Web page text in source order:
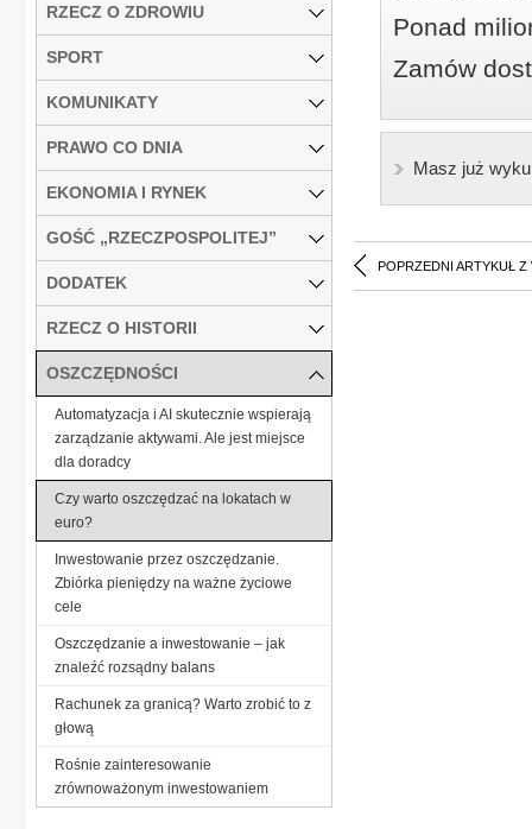
Ponad
Zamów
Masz już
POPRZEDNI ARTYKUŁ Z
RZECZ O ZDROWIU
SPORT
KOMUNIKATY
PRAWO CO DNIA
EKONOMIA I RYNEK
GOŚĆ „RZECZPOSPOLITEJ”
DODATEK
RZECZ O HISTORII
OSZCZĘDNOŚCI
Automatyzacja i AI skutecznie wspierają
zarządzanie aktywami. Ale jest miejsce
dla doradcy
Czy warto oszczędzać na lokatach w
euro?
Inwestowanie przez oszczędzanie.
Zbiórka pieniędzy na ważne życiowe
cele
Oszczędzanie a inwestowanie – jak
znaleźć rozsądny balans
Rachunek za granicą? Warto zrobić to z
głową
Rośnie zainteresowanie
zrównoważonym inwestowaniem